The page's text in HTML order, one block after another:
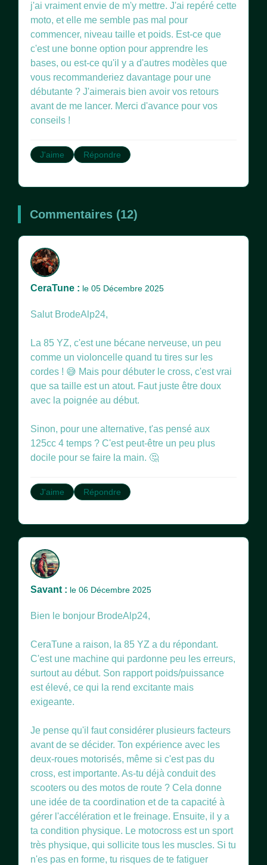
j'ai vraiment envie de m'y mettre. J'ai repéré cette
moto, et elle me semble pas mal pour
commencer, niveau taille et poids. Est-ce que
c'est une bonne option pour apprendre les
bases, ou est-ce qu'il y a d'autres modèles que
vous recommanderiez davantage pour une
débutante ? J'aimerais bien avoir vos retours
avant de me lancer. Merci d'avance pour vos
conseils !
J'aime Répondre
Commentaires (12)
CeraTune : le 05 Décembre 2025
Salut BrodeAlp24,
La 85 YZ, c'est une bécane nerveuse, un peu
comme un violoncelle quand tu tires sur les
cordes ! 😅 Mais pour débuter le cross, c'est vrai
que sa taille est un atout. Faut juste être doux
avec la poignée au début.
Sinon, pour une alternative, t'as pensé aux
125cc 4 temps ? C'est peut-être un peu plus
docile pour se faire la main. 🤔
J'aime Répondre
Savant : le 06 Décembre 2025
Bien le bonjour BrodeAlp24,
CeraTune a raison, la 85 YZ a du répondant.
C'est une machine qui pardonne peu les erreurs,
surtout au début. Son rapport poids/puissance
est élevé, ce qui la rend excitante mais
exigeante.
Je pense qu'il faut considérer plusieurs facteurs
avant de se décider. Ton expérience avec les
deux-roues motorisés, même si c'est pas du
cross, est importante. As-tu déjà conduit des
scooters ou des motos de route ? Cela donne
une idée de ta coordination et de ta capacité à
gérer l'accélération et le freinage. Ensuite, il y a
ta condition physique. Le motocross est un sport
très physique, qui sollicite tous les muscles. Si tu
n'es pas en forme, tu risques de te fatiguer